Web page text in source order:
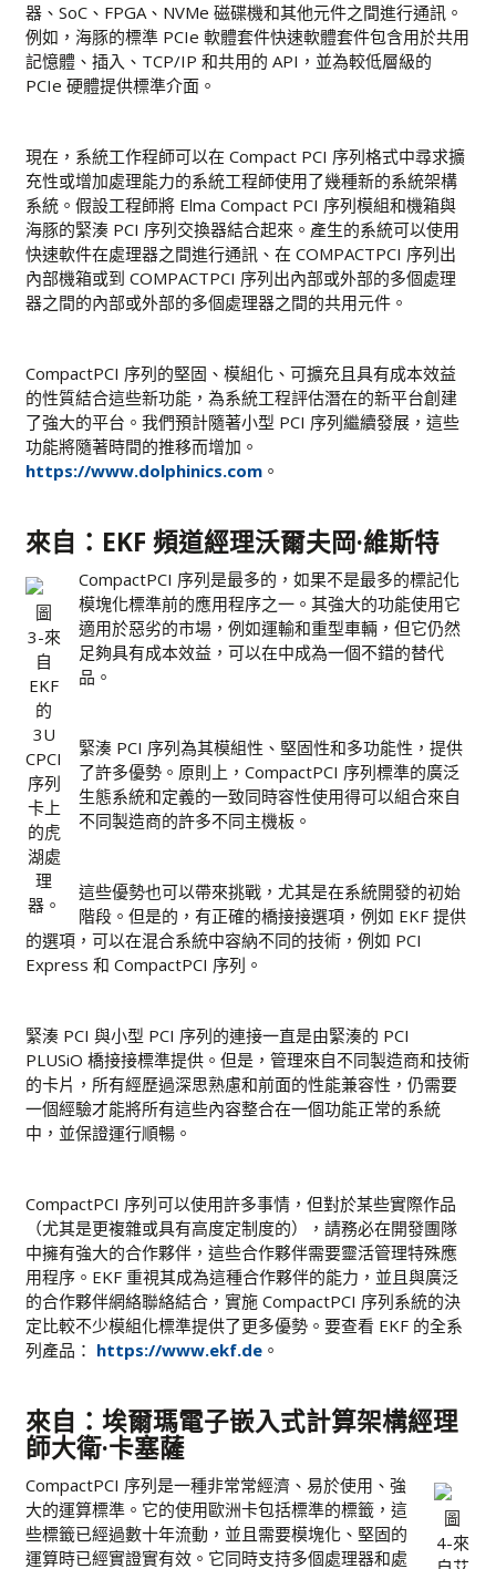
器、SoC、FPGA、NVMe 磁碟機和其他元件之間進行通訊。
例如，海豚的標準 PCIe 軟體套件快速軟體套件包含用於共用
記憶體、插入、TCP/IP 和共用的 API，並為較低層級的
PCIe 硬體提供標準介面。
現在，系統工作程師可以在 Compact PCI 序列格式中尋求擴
充性或增加處理能力的系統工程師使用了幾種新的系統架構
系統。假設工程師將 Elma Compact PCI 序列模組和機箱與
海豚的緊湊 PCI 序列交換器結合起來。產生的系統可以使用
快速軟件在處理器之間進行通訊、在 COMPACTPCI 序列出
內部機箱或到 COMPACTPCI 序列出內部或外部的多個處理
器之間的內部或外部的多個處理器之間的共用元件。
CompactPCI 序列的堅固、模組化、可擴充且具有成本效益
的性質結合這些新功能，為系統工程評估潛在的新平台創建
了強大的平台。我們預計隨著小型 PCI 序列繼續發展，這些
功能將隨著時間的推移而增加。
https://www.dolphinics.com 。
來自：EKF 頻道經理沃爾夫岡·維斯特
圖
3-來
自
EKF
的
3U
CPCI
序列
卡上
的虎
湖處
理
器。
CompactPCI 序列是最多的，如果不是最多的標記化
模塊化標準前的應用程序之一。其強大的功能使用它
適用於惡劣的市場，例如運輸和重型車輛，但它仍然
足夠具有成本效益，可以在中成為一個不錯的替代
品。
緊湊 PCI 序列為其模組性、堅固性和多功能性，提供
了許多優勢。原則上，CompactPCI 序列標準的廣泛
生態系統和定義的一致同時容性使用得可以組合來自
不同製造商的許多不同主機板。
這些優勢也可以帶來挑戰，尤其是在系統開發的初始
階段。但是的，有正確的橋接接選項，例如 EKF 提供
的選項，可以在混合系統中容納不同的技術，例如 PCI
Express 和 CompactPCI 序列。
緊湊 PCI 與小型 PCI 序列的連接一直是由緊湊的 PCI
PLUSiO 橋接接標準提供。但是，管理來自不同製造商和技術
的卡片，所有經歷過深思熟慮和前面的性能兼容性，仍需要
一個經驗才能將所有這些內容整合在一個功能正常的系統
中，並保證運行順暢。
CompactPCI 序列可以使用許多事情，但對於某些實際作品
（尤其是更複雜或具有高度定制度的），請務必在開發團隊
中擁有強大的合作夥伴，這些合作夥伴需要靈活管理特殊應
用程序。EKF 重視其成為這種合作夥伴的能力，並且與廣泛
的合作夥伴網絡聯絡結合，實施 CompactPCI 序列系統的決
定比較不少模組化標準提供了更多優勢。要查看 EKF 的全系
列產品： https://www.ekf.de 。
來自：埃爾瑪電子嵌入式計算架構經理
師大衛·卡塞薩
圖
4-來
CompactPCI 序列是一種非常常經濟、易於使用、強
大的運算標準。它的使用歐洲卡包括標準的標籤，這
些標籤已經過數十年流動，並且需要模塊化、堅固的
運算時已經實證實有效。它同時支持多個處理器和處